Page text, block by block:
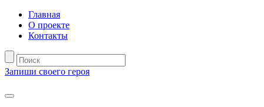
Главная
О проекте
Контакты
Запиши своего героя